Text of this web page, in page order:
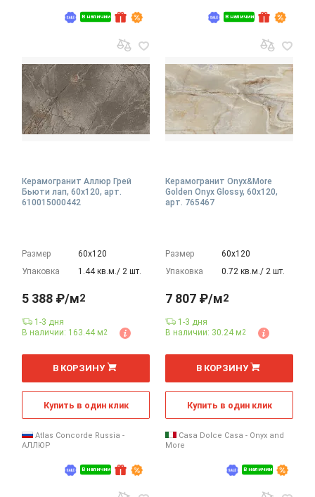
В наличии В наличии
Керамогранит Аллюр Грей
Бьюти лап, 60x120, арт.
610015000442
Размер
60х120
Упаковка
1.44 кв.м./ 2 шт.
В наличии
5 388 ₽/м2
1-3 дня
В наличии: 163.44 м2
м
В КОРЗИНУ
Купить в один клик
Atlas Concorde Russia -
АЛЛЮР
Керамогранит Onyx&More
Golden Onyx Glossy, 60x120,
арт. 765467
Размер
60х120
Упаковка
0.72 кв.м./ 2 шт.
В наличии
7 807 ₽/м2
1-3 дня
В наличии: 30.24 м2
м
В КОРЗИНУ
Купить в один клик
Casa Dolce Casa - Onyx and
More